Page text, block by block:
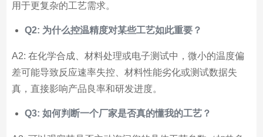
用于更复杂的工艺需求。
Q2: 为什么控温精度对某些工艺如此重要？
A2: 在化学合成、材料处理或电子测试中，微小的温度偏
差可能导致反应速率失控、材料性能劣化或测试数据失
真，直接影响产品良率和研发进度。
Q3: 如何判断一个厂家是否真的懂我的工艺？